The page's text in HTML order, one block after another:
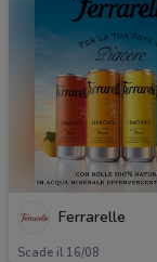
Ferrarelle
Scade il 16/08